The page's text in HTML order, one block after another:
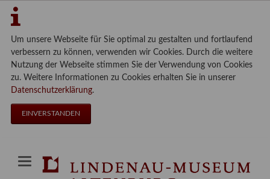
Um unsere Webseite für Sie optimal zu gestalten und fortlaufend
verbessern zu können, verwenden wir Cookies. Durch die weitere
Nutzung der Webseite stimmen Sie der Verwendung von Cookies
zu. Weitere Informationen zu Cookies erhalten Sie in unserer
Datenschutzerklärung.
EINVERSTANDEN